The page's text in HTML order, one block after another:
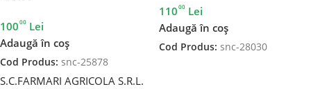
10000 Lei
Adaugă în coș
Cod Produs: snc-25878
11000 Lei
Adaugă în coș
Cod Produs: snc-28030
S.C.FARMARI AGRICOLA S.R.L.